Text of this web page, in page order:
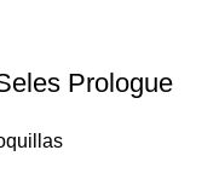
Prologue